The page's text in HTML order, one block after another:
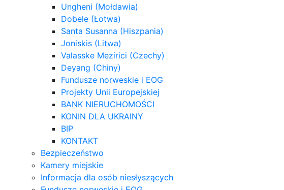
Ungheni (Mołdawia)
Dobele (Łotwa)
Santa Susanna (Hiszpania)
Joniskis (Litwa)
Valasske Mezirici (Czechy)
Deyang (Chiny)
Fundusze norweskie i EOG
Projekty Unii Europejskiej
BANK NIERUCHOMOŚCI
KONIN DLA UKRAINY
BIP
KONTAKT
Bezpieczeństwo
Kamery miejskie
Informacja dla osób niesłyszących